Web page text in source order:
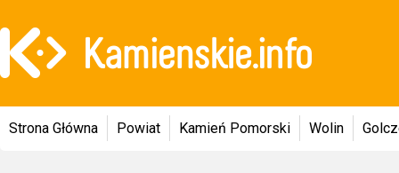
Strona Główna Powiat Kamień Pomorski Wolin